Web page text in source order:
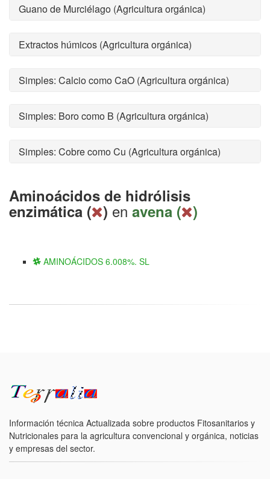
Guano de Murciélago (Agricultura orgánica)
Extractos húmicos (Agricultura orgánica)
Simples: Calcio como CaO (Agricultura orgánica)
Simples: Boro como B (Agricultura orgánica)
Simples: Cobre como Cu (Agricultura orgánica)
Aminoácidos de hidrólisis
enzimática ( ) en avena ( )
AMINOÁCIDOS 6.008%. SL
Información técnica Actualizada sobre productos Fitosanitarios y
Nutricionales para la agricultura convencional y orgánica, noticias
y empresas del sector.